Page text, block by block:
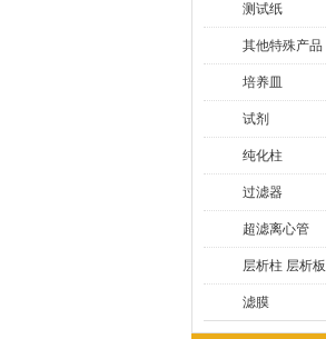
测试纸
其他特殊产品
培养皿
试剂
纯化柱
过滤器
超滤离心管
层析柱 层析板
滤膜